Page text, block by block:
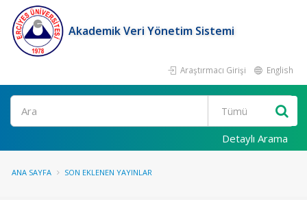
Akademik Veri Yönetim Sistemi
Araştırmacı Girişi English
Ara
Detaylı Arama
ANA SAYFA SON EKLENEN YAYINLAR